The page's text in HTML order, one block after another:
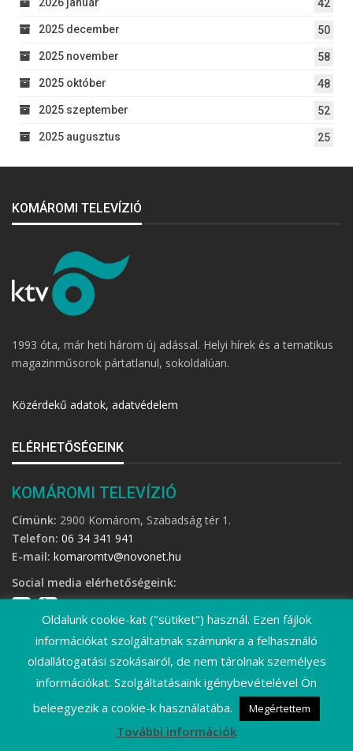
42
2025 december 50
2025 november 58
2025 október 48
2025 szeptember 52
2025 augusztus 25
KOMÁROMI TELEVÍZIÓ
1993 óta, már heti három új adással. Helyi hírek és a tematikus
magazinműsorok pártatlanul, sokoldalúan.
Közérdekű adatok, adatvédelem
ELÉRHETŐSÉGEINK
KOMÁROMI TELEVÍZIÓ
Címünk: 2900 Komárom, Szabadság tér 1.
Telefon: 06 34 341 941
E-mail: komaromtv@novonet.hu
Social media elérhetőségeink:
©2026 Komáromi Televízió • Minden jog fenntartva!
Oldalunk cookie-kat ("sütiket") használ. Ezen fájlok
információkat szolgáltatnak számunkra a felhasználó
oldallátogatási szokásairól, de nem tárolnak személyes
információkat. Szolgáltatásaink igénybevételével Ön
beleegyezik a cookie-k használatába.
Megértettem
További információk